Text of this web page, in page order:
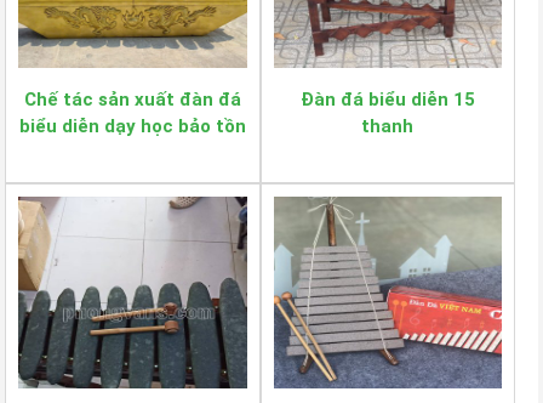
Chế tác sản xuất đàn đá
biểu diễn dạy học bảo tồn
Đàn đá biểu diễn 15
thanh